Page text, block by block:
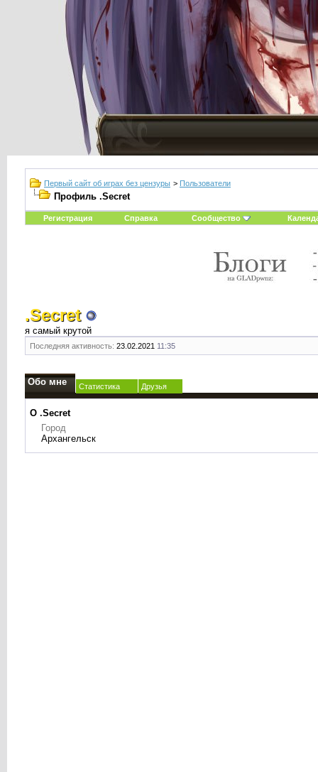
Первый сайт об играх без цензуры > Пользователи
Профиль .Secret
Регистрация Справка Сообщество
.Secret
я самый крутой
Последняя активность: 23.02.2021 11:35
Обо мне Статистика Друзья
О .Secret
Город
Архангельск